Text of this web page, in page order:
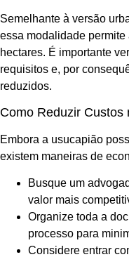
Semelhante à versão
essa modalidade
hectares. É importante
requisitos e, por
reduzidos.
Como Reduzir Custos
Embora a usucapião
existem maneiras de
Busque um
valor mais
Organize toda a
processo para
Considere entrar